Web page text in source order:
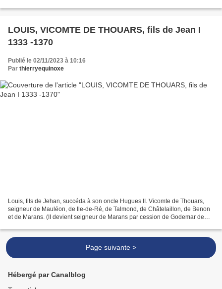
LOUIS, VICOMTE DE THOUARS, fils de Jean I
1333 -1370
Publié le 02/11/2023 à 10:16
Par thierryequinoxe
Louis, fils de Jehan, succéda à son oncle Hugues II. Vicomte de Thouars,
seigneur de Mauléon, de Ile-de-Ré, de Talmond, de Châtelaillon, de Benon
et de Marans. (II devient seigneur de Marans par cession de Godemar de
Page suivante >
Hébergé par Canalblog